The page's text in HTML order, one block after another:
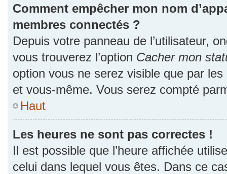
Comment empêcher mon nom
membres connectés ?
Depuis votre panneau de l’utilisateur,
vous trouverez l’option Cacher mon
option vous ne serez visible que par
et vous-même. Vous serez compté
Haut
Les heures ne sont pas correctes !
Il est possible que l’heure affichée
celui dans lequel vous êtes. Dans ce